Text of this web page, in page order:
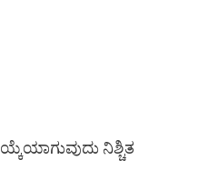
ನಿಶ್ಚಿತ